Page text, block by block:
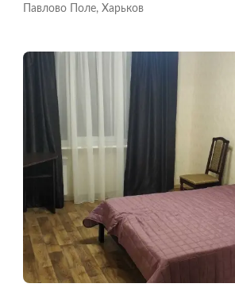
Павлово Поле, Харьков